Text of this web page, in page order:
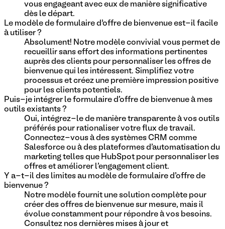
vous engageant avec eux de manière significative
dès le départ.
Le modèle de formulaire d’offre de bienvenue est-il facile
à utiliser ?
Absolument! Notre modèle convivial vous permet de
recueillir sans effort des informations pertinentes
auprès des clients pour personnaliser les offres de
bienvenue qui les intéressent. Simplifiez votre
processus et créez une première impression positive
pour les clients potentiels.
Puis-je intégrer le formulaire d'offre de bienvenue à mes
outils existants ?
Oui, intégrez-le de manière transparente à vos outils
préférés pour rationaliser votre flux de travail.
Connectez-vous à des systèmes CRM comme
Salesforce ou à des plateformes d'automatisation du
marketing telles que HubSpot pour personnaliser les
offres et améliorer l'engagement client.
Y a-t-il des limites au modèle de formulaire d'offre de
bienvenue ?
Notre modèle fournit une solution complète pour
créer des offres de bienvenue sur mesure, mais il
évolue constamment pour répondre à vos besoins.
Consultez nos dernières mises à jour et